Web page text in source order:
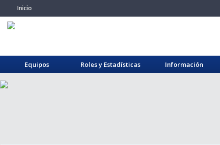
Inicio
Equipos Roles y Estadísticas Información